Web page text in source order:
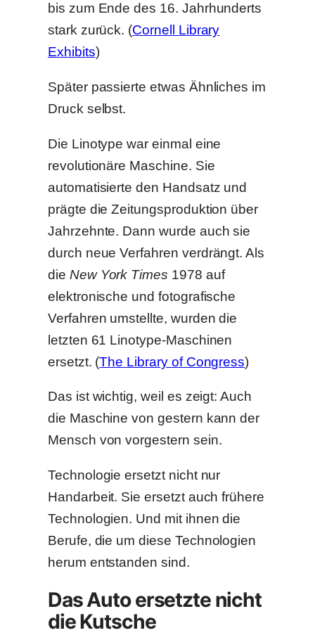
bis zum Ende des 16. Jahrhunderts
stark zurück. (Cornell Library
Exhibits)
Später passierte etwas Ähnliches im
Druck selbst.
Die Linotype war einmal eine
revolutionäre Maschine. Sie
automatisierte den Handsatz und
prägte die Zeitungsproduktion über
Jahrzehnte. Dann wurde auch sie
durch neue Verfahren verdrängt. Als
die New York Times 1978 auf
elektronische und fotografische
Verfahren umstellte, wurden die
letzten 61 Linotype-Maschinen
ersetzt. (The Library of Congress)
Das ist wichtig, weil es zeigt: Auch
die Maschine von gestern kann der
Mensch von vorgestern sein.
Technologie ersetzt nicht nur
Handarbeit. Sie ersetzt auch frühere
Technologien. Und mit ihnen die
Berufe, die um diese Technologien
herum entstanden sind.
Das Auto ersetzte nicht
die Kutsche